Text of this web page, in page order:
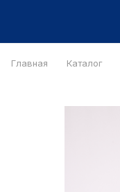
Главная Каталог